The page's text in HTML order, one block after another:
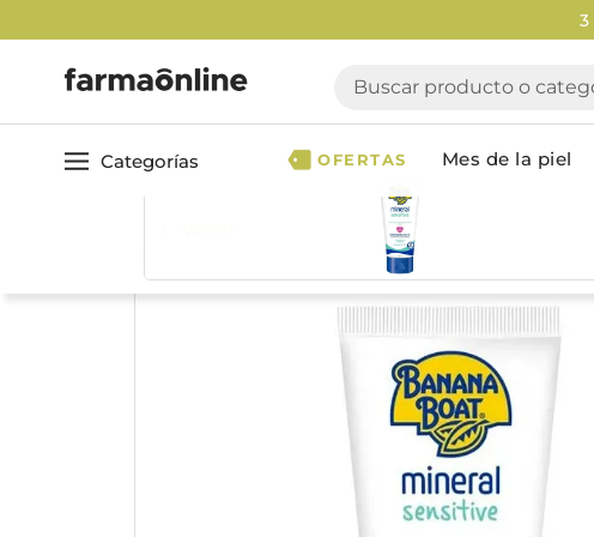
Buscar producto o categoría
Categorías
Dermocosmética
Ver todo
Cuidado del Cabello
Acondicionador
Geles & fijadores
Shampoo
Tinturas & coloración
Tratamientos capilares
OFERTAS Mes de la piel